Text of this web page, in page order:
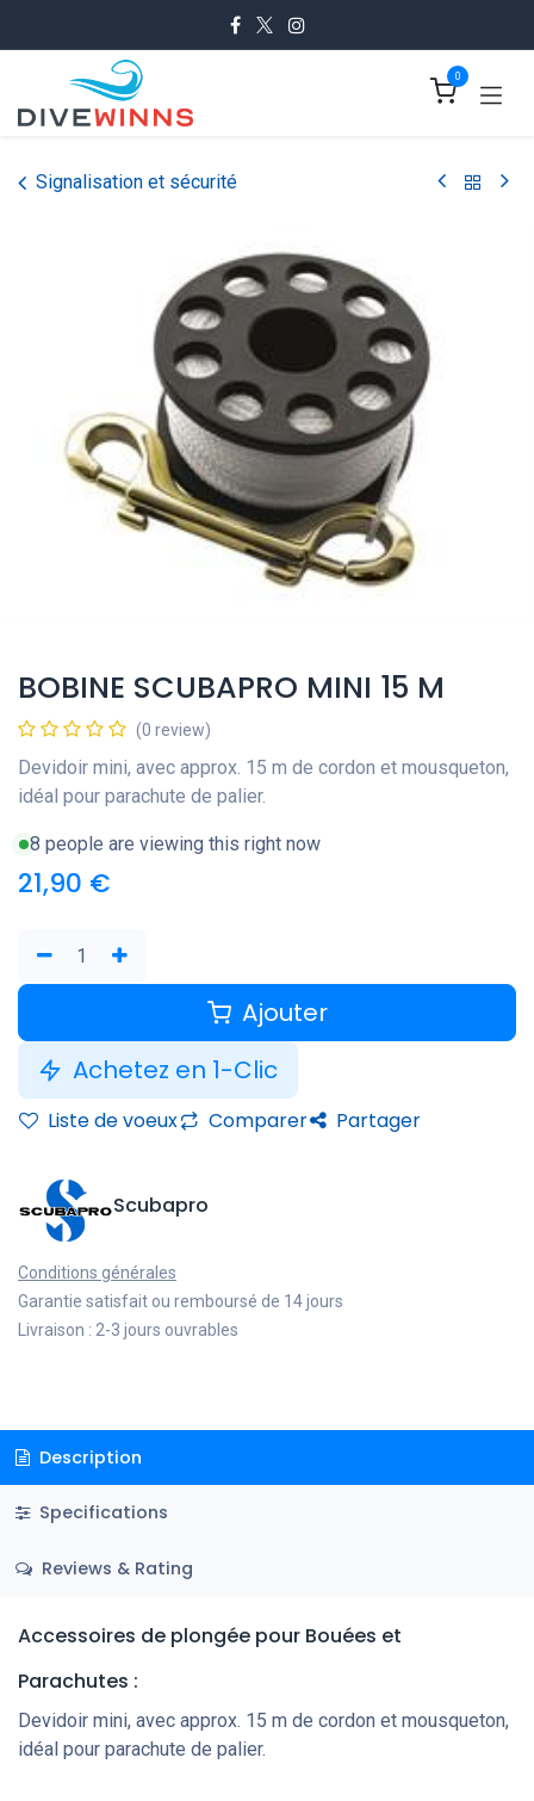
0
Signalisation et sécurité
BOBINE SCUBAPRO MINI 15 M
(0 review)
Devidoir mini, avec approx. 15 m de cordon et mousqueton,
idéal pour parachute de palier.
8 people are viewing this right now
21,90 €
Ajouter
Achetez en 1-Clic
Liste de voeux Comparer Partager
Scubapro
Conditions générales
Garantie satisfait ou remboursé de 14 jours
Livraison : 2-3 jours ouvrables
Description
Specifications
Reviews & Rating
Accessoires de plongée pour Bouées et
Parachutes :
Devidoir mini, avec approx. 15 m de cordon et mousqueton,
idéal pour parachute de palier.